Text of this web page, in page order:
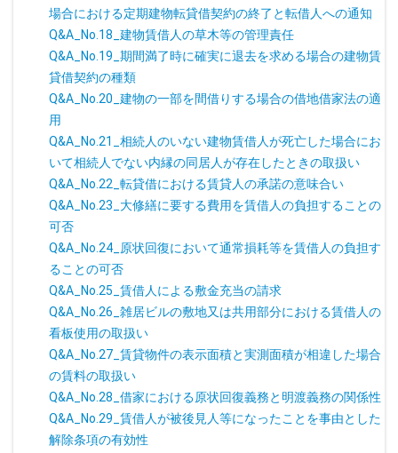
場合における定期建物転貸借契約の終了と転借人への通知
Q&A_No.18_建物賃借人の草木等の管理責任
Q&A_No.19_期間満了時に確実に退去を求める場合の建物賃
貸借契約の種類
Q&A_No.20_建物の一部を間借りする場合の借地借家法の適
用
Q&A_No.21_相続人のいない建物賃借人が死亡した場合にお
いて相続人でない内縁の同居人が存在したときの取扱い
Q&A_No.22_転貸借における賃貸人の承諾の意味合い
Q&A_No.23_大修繕に要する費用を賃借人の負担することの
可否
Q&A_No.24_原状回復において通常損耗等を賃借人の負担す
ることの可否
Q&A_No.25_賃借人による敷金充当の請求
Q&A_No.26_雑居ビルの敷地又は共用部分における賃借人の
看板使用の取扱い
Q&A_No.27_賃貸物件の表示面積と実測面積が相違した場合
の賃料の取扱い
Q&A_No.28_借家における原状回復義務と明渡義務の関係性
Q&A_No.29_賃借人が被後見人等になったことを事由とした
解除条項の有効性